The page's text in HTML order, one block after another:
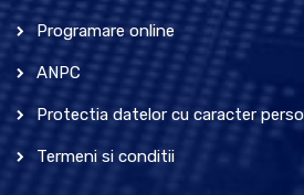
Programare online
ANPC
Protectia datelor cu caracter
Termeni si conditii